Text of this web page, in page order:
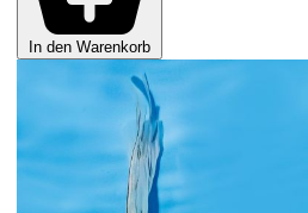
In den Warenkorb